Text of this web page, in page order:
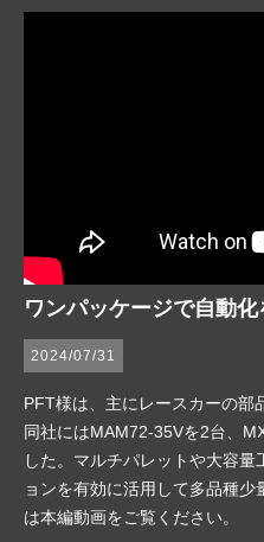
ワンパッケージで自動化
2024/07/31
PFT様は、主にレースカーの部
同社にはMAM72-35Vを2台、
した。マルチパレットや大容
ョンを有効に活用して多品種少
は本編動画をご覧ください。